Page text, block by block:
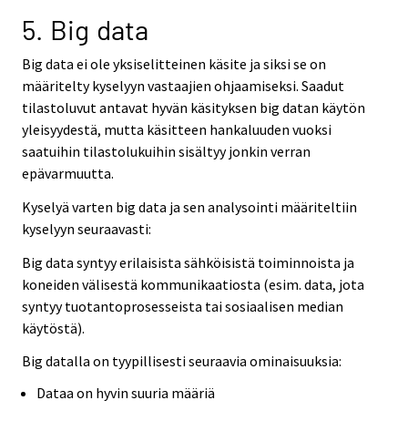
5. Big data
Big data ei ole yksiselitteinen käsite ja siksi se on
määritelty kyselyyn vastaajien ohjaamiseksi. Saadut
tilastoluvut antavat hyvän käsityksen big datan käytön
yleisyydestä, mutta käsitteen hankaluuden vuoksi
saatuihin tilastolukuihin sisältyy jonkin verran
epävarmuutta.
Kyselyä varten big data ja sen analysointi määriteltiin
kyselyyn seuraavasti:
Big data syntyy erilaisista sähköisistä toiminnoista ja
koneiden välisestä kommunikaatiosta (esim. data, jota
syntyy tuotantoprosesseista tai sosiaalisen median
käytöstä).
Big datalla on tyypillisesti seuraavia ominaisuuksia:
Dataa on hyvin suuria määriä